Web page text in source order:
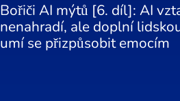
Bořiči AI mýtů [6. díl]: AI
nenahradí, ale doplní
umí se přizpůsobit emocím